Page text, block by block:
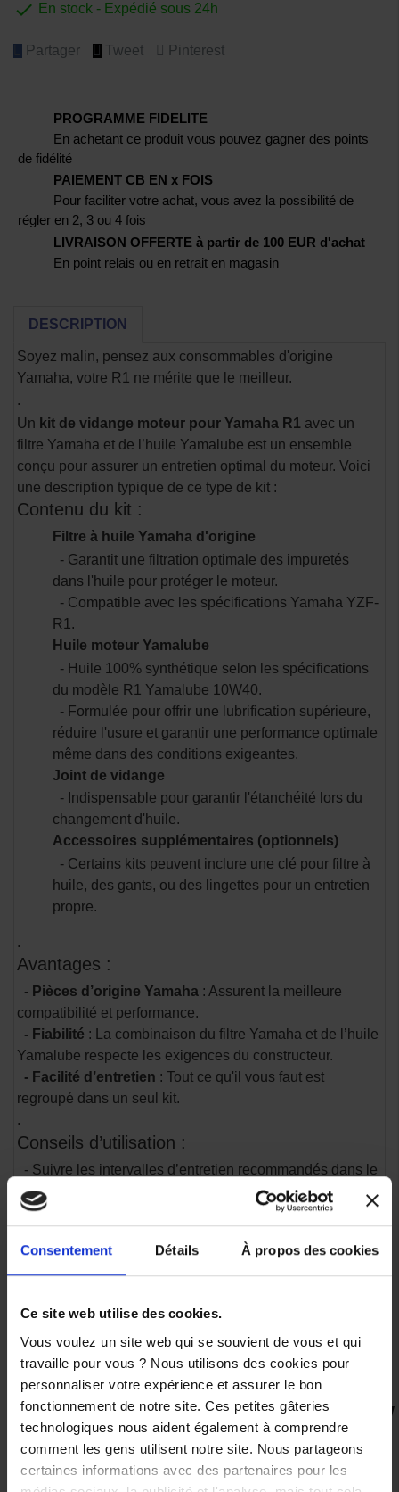
Consentement Détails À propos des cookies
Ce site web utilise des cookies.
Vous voulez un site web qui se souvient de vous et qui
travaille pour vous ? Nous utilisons des cookies pour
personnaliser votre expérience et assurer le bon
fonctionnement de notre site. Ces petites gâteries
technologiques nous aident également à comprendre
comment les gens utilisent notre site. Nous partageons
certaines informations avec des partenaires pour les
 En stock - Expédié sous 24h
Partager Tweet Pinterest
PROGRAMME FIDELITE
En achetant ce produit vous pouvez gagner des points
de fidélité
PAIEMENT CB EN x FOIS
Pour faciliter votre achat, vous avez la possibilité de
régler en 2, 3 ou 4 fois
LIVRAISON OFFERTE à partir de 100 EUR d'achat
En point relais ou en retrait en magasin
DESCRIPTION
Soyez malin, pensez aux consommables d'origine
Yamaha, votre R1 ne mérite que le meilleur.
.
Un kit de vidange moteur pour Yamaha R1 avec un
filtre Yamaha et de l’huile Yamalube est un ensemble
conçu pour assurer un entretien optimal du moteur. Voici
une description typique de ce type de kit :
Contenu du kit :
Filtre à huile Yamaha d'origine
- Garantit une filtration optimale des impuretés
dans l'huile pour protéger le moteur.
- Compatible avec les spécifications Yamaha YZF-
R1.
Huile moteur Yamalube
- Huile 100% synthétique selon les spécifications
du modèle R1 Yamalube 10W40.
- Formulée pour offrir une lubrification supérieure,
réduire l'usure et garantir une performance optimale
même dans des conditions exigeantes.
Joint de vidange
- Indispensable pour garantir l'étanchéité lors du
changement d'huile.
Accessoires supplémentaires (optionnels)
- Certains kits peuvent inclure une clé pour filtre à
huile, des gants, ou des lingettes pour un entretien
propre.
.
Avantages :
- Pièces d’origine Yamaha : Assurent la meilleure
compatibilité et performance.
- Fiabilité : La combinaison du filtre Yamaha et de l’huile
Yamalube respecte les exigences du constructeur.
- Facilité d’entretien : Tout ce qu'il vous faut est
regroupé dans un seul kit.
.
Conseils d’utilisation :
- Suivre les intervalles d’entretien recommandés dans le
manuel d’utilisateur de la R1
- Effectuer le changement d’huile et de filtre à moteur
- Recycler l’huile usagée et les anciennes pièces dans
un centre agréé.
Ce kit est idéal pour les propriétaires soucieux de
préserver la durée de vie et la performance de leur
Yamaha R1.
VOUS AIMEREZ AUSSI